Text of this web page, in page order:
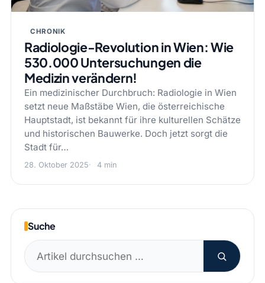
CHRONIK
Radiologie-Revolution in Wien: Wie
530.000 Untersuchungen die
Medizin verändern!
Ein medizinischer Durchbruch: Radiologie in Wien
setzt neue Maßstäbe Wien, die österreichische
Hauptstadt, ist bekannt für ihre kulturellen Schätze
und historischen Bauwerke. Doch jetzt sorgt die
Stadt für…
28. Oktober 2025 4 min
Suche
Suchen
nach: